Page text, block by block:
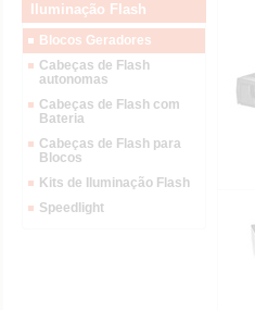
Iluminação Flash
Blocos Geradores
Cabeças de Flash
autonomas
Cabeças de Flash com
Bateria
Cabeças de Flash para
Blocos
Kits de Iluminação Flash
Speedlight